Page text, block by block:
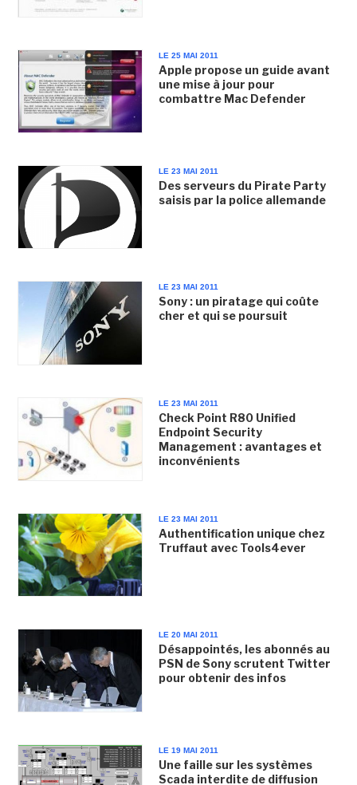
LE 25 MAI 2011
Apple propose un guide avant
une mise à jour pour
combattre Mac Defender
LE 23 MAI 2011
Des serveurs du Pirate Party
saisis par la police allemande
LE 23 MAI 2011
Sony : un piratage qui coûte
cher et qui se poursuit
LE 23 MAI 2011
Check Point R80 Unified
Endpoint Security
Management : avantages et
inconvénients
LE 23 MAI 2011
Authentification unique chez
Truffaut avec Tools4ever
LE 20 MAI 2011
Désappointés, les abonnés au
PSN de Sony scrutent Twitter
pour obtenir des infos
LE 19 MAI 2011
Une faille sur les systèmes
Scada interdite de diffusion